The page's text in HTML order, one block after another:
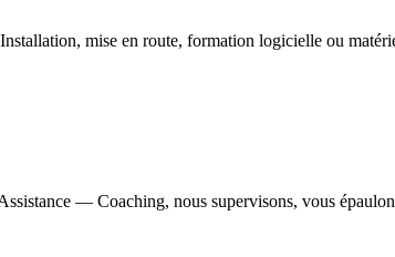
mise en route, formation logicielle ou
— Coaching, nous supervisons, vous